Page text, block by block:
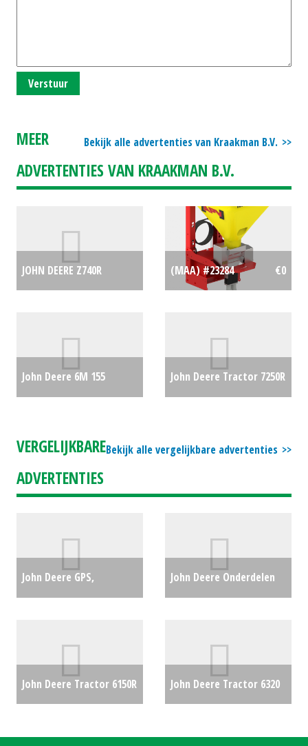
Verstuur
Bekijk alle advertenties van Kraakman B.V.
MEER
ADVERTENTIES VAN KRAAKMAN B.V.
JOHN DEERE Z740R
(MAA) #23284 €0
John Deere 6M 155
John Deere Tractor 7250R
Bekijk alle vergelijkbare advertenties
VERGELIJKBARE
ADVERTENTIES
John Deere GPS,
John Deere Onderdelen
John Deere Tractor 6150R
John Deere Tractor 6320